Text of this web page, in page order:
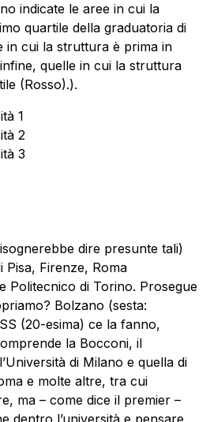
indicate le aree in cui la
quartile della graduatoria di
in cui la struttura è prima in
quelle in cui la struttura
(Rosso).).
dire presunte tali)
Pisa, Firenze, Roma
Politecnico di Torino. Prosegue
Bolzano (sesta:
(20-esima) ce la fanno,
la Bocconi, il
di Milano e quella di
e molte altre, tra cui
ma – come dice il premier –
dentro l’università e pensare